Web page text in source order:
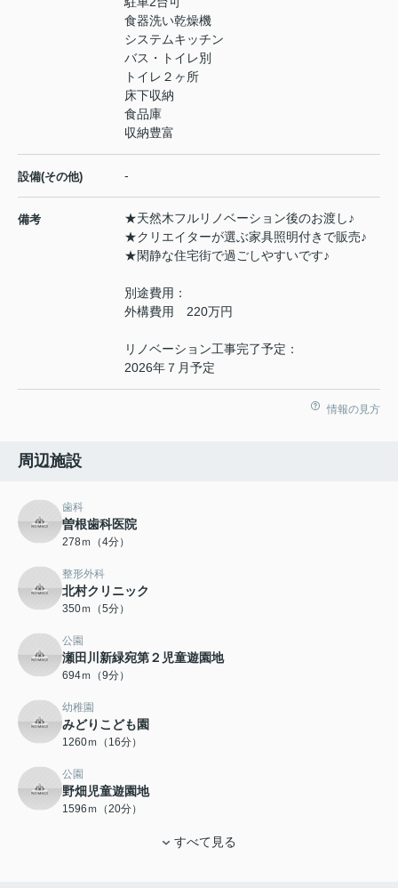
食器洗い乾燥機
システムキッチン
バス・トイレ別
トイレ２ヶ所
床下収納
食品庫
収納豊富
設備(その他) -
備考
★天然木フルリノベーション後のお渡し♪
★クリエイターが選ぶ家具照明付きで販売♪
★閑静な住宅街で過ごしやすいです♪
別途費用：
外構費用 220万円
リノベーション工事完了予定：
2026年７月予定
情報の見方
周辺施設
歯科
曽根歯科医院
278ｍ（4分）
整形外科
北村クリニック
350ｍ（5分）
公園
瀬田川新緑宛第２児童遊園地
694ｍ（9分）
幼稚園
みどりこども園
1260ｍ（16分）
公園
野畑児童遊園地
1596ｍ（20分）
すべて見る